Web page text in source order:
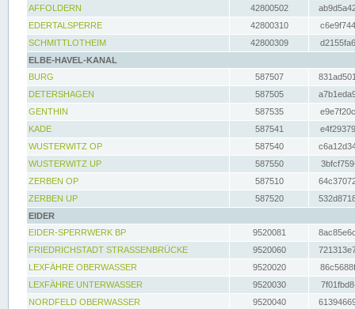
AFFOLDERN
42800502
EDERTALSPERRE
42800310
SCHMITTLOTHEIM
42800309
ELBE-HAVEL-KANAL
BURG
587507
DETERSHAGEN
587505
GENTHIN
587535
KADE
587541
WUSTERWITZ OP
587540
WUSTERWITZ UP
587550
ZERBEN OP
587510
ZERBEN UP
587520
EIDER
EIDER-SPERRWERK BP
9520081
FRIEDRICHSTADT STRASSENBRÜCKE
9520060
LEXFÄHRE OBERWASSER
9520020
LEXFÄHRE UNTERWASSER
9520030
NORDFELD OBERWASSER
9520040